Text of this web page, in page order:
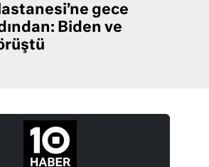
gece
Biden ve